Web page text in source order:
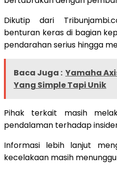
Dikutip dari
benturan keras di bagian
pendarahan serius hingga
Baca Juga : Yamaha
Yang Simple Tapi Unik
Pihak terkait masih
pendalaman terhadap
Informasi lebih lanjut
kecelakaan masih